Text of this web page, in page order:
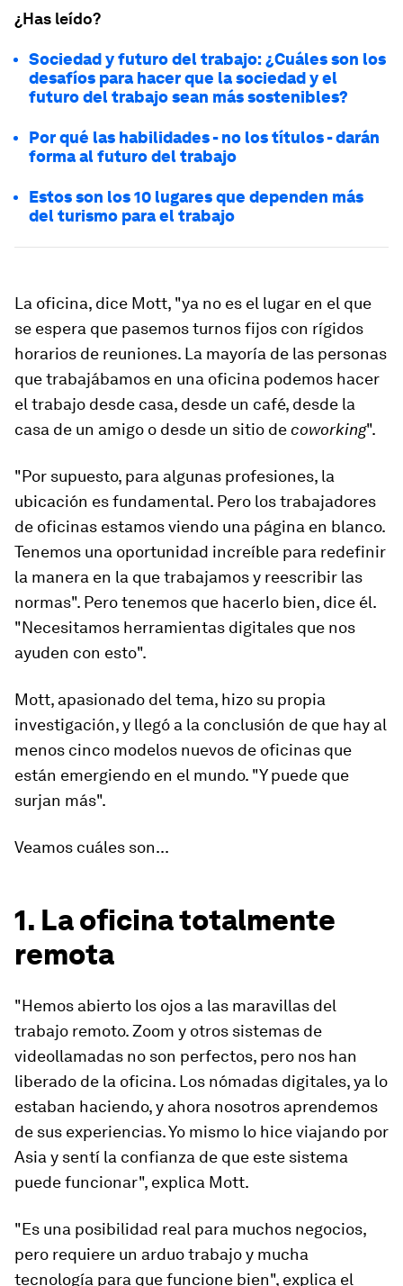
¿Has leído?
Sociedad y futuro del trabajo: ¿Cuáles son los
desafíos para hacer que la sociedad y el
futuro del trabajo sean más sostenibles?
Por qué las habilidades - no los títulos - darán
forma al futuro del trabajo
Estos son los 10 lugares que dependen más
del turismo para el trabajo
La oficina, dice Mott, "ya no es el lugar en el que
se espera que pasemos turnos fijos con rígidos
horarios de reuniones. La mayoría de las personas
que trabajábamos en una oficina podemos hacer
el trabajo desde casa, desde un café, desde la
casa de un amigo o desde un sitio decoworking".
"Por supuesto, para algunas profesiones, la
ubicación es fundamental. Pero los trabajadores
de oficinas estamos viendo una página en blanco.
Tenemos una oportunidad increíble para redefinir
la manera en la que trabajamos y reescribir las
normas". Pero tenemos que hacerlo bien, dice él.
"Necesitamos herramientas digitales que nos
ayuden con esto".
Mott, apasionado del tema, hizo su propia
investigación, y llegó a la conclusión de que hay al
menos cinco modelos nuevos de oficinas que
están emergiendo en el mundo. "Y puede que
surjan más".
Veamos cuáles son...
1. La oficina totalmente
remota
"Hemos abierto los ojos a las maravillas del
trabajo remoto. Zoom y otros sistemas de
videollamadas no son perfectos, pero nos han
liberado de la oficina. Los nómadas digitales, ya lo
estaban haciendo, y ahora nosotros aprendemos
de sus experiencias. Yo mismo lo hice viajando por
Asia y sentí la confianza de que este sistema
puede funcionar", explica Mott.
"Es una posibilidad real para muchos negocios,
pero requiere un arduo trabajo y mucha
tecnología para que funcione bien", explica el